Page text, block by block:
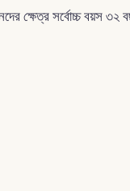
ক্ষেত্র সর্বোচ্চ বয়স ৩২